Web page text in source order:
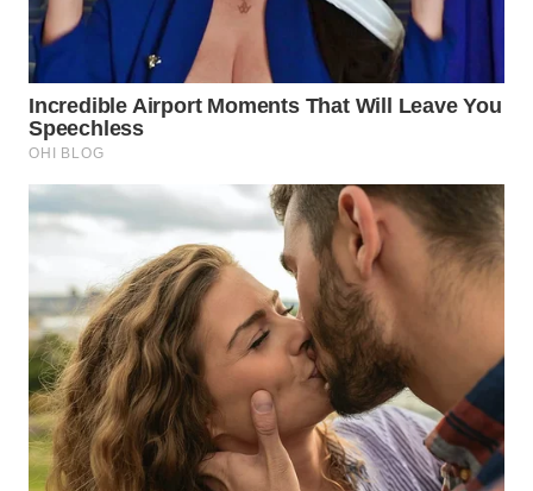
SOLO
WN
BOROBUDUR
WN
MADURA
SURABAYA
WN
NATUNA
WN
BINTAN